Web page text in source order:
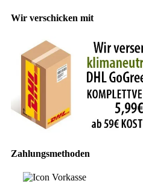
Wir verschicken mit
Zahlungsmethoden